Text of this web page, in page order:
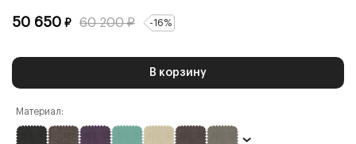
50 650 ₽ 60 200₽ -16%
В корзину
Материал: